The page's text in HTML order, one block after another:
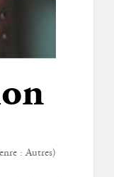
: Autres)